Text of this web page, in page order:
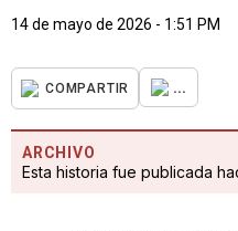
14 de mayo de 2026 - 1:51 PM
COMPARTIR ...
ARCHIVO
Esta historia fue publicada